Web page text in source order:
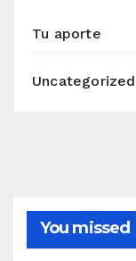
Tu aporte
Uncategorized
You missed